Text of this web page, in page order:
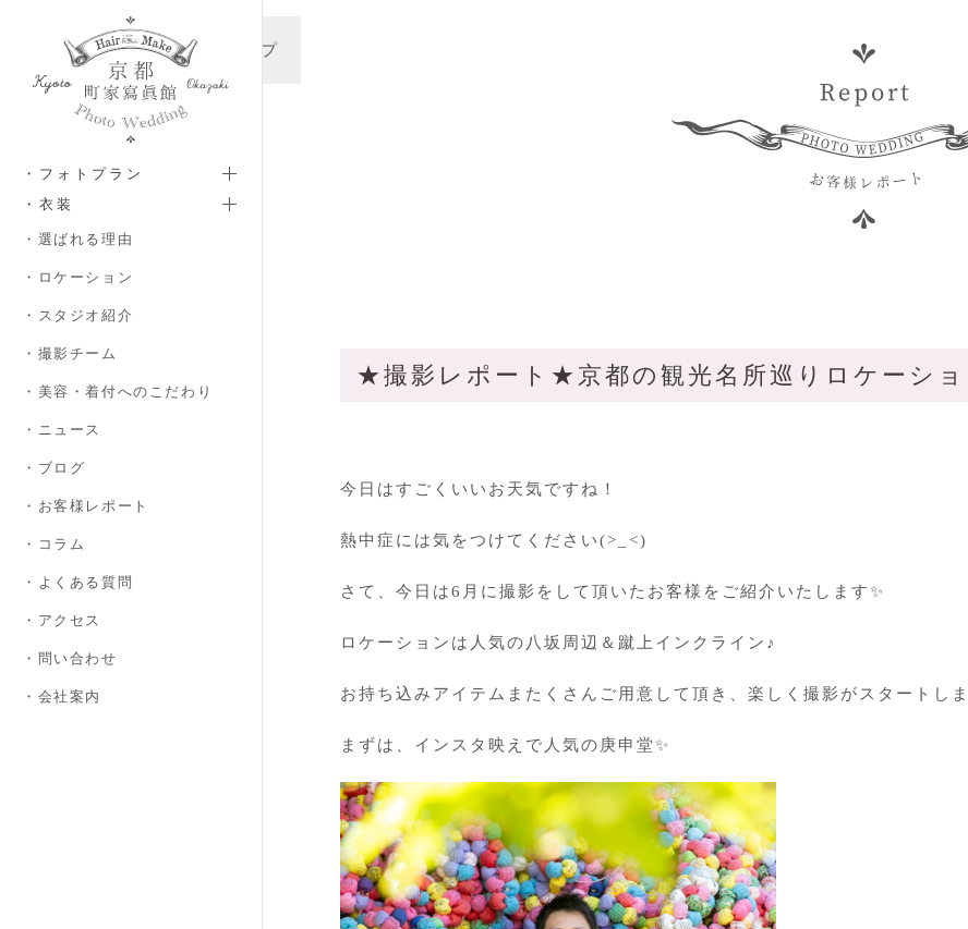
メインコンテンツへスキップ
・フォトプラン
・衣装
・選ばれる理由
・ロケーション
・スタジオ紹介
・撮影チーム
・美容・着付へのこだわり
・ニュース
・ブログ
・お客様レポート
・コラム
・よくある質問
・アクセス
・問い合わせ
・会社案内
★撮影レポート★京都の観光名所巡りロケーシ
今日はすごくいいお天気ですね！
熱中症には気をつけてください(>_<)
さて、今日は6月に撮影をして頂いたお客様をご紹介いたします✨
ロケーションは人気の八坂周辺＆蹴上インクライン♪
お持ち込みアイテムまたくさんご用意して頂き、楽しく撮影がスタートし
まずは、インスタ映えで人気の庚申堂✨